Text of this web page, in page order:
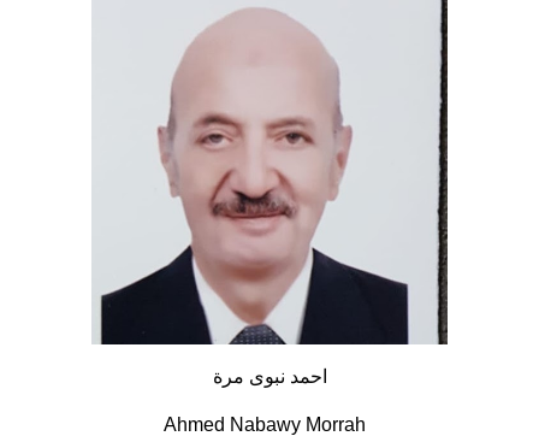
احمد نبوى مرة
Ahmed Nabawy Morrah